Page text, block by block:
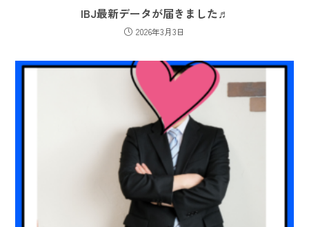
IBJ最新データが届きました♬
2026年3月3日